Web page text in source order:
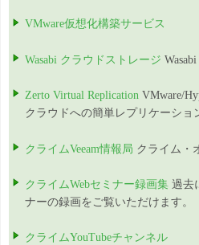
VMware仮想化構築サービス
Wasabi クラウドストレージ
Zerto Virtual Replication VMware/
クラウドへの簡単レプリケーショ
クライムVeeam情報局 クライム・
クライムWebセミナー録画集 過去
ナーの録画をご覧いただけます。
クライムYouTubeチャンネル